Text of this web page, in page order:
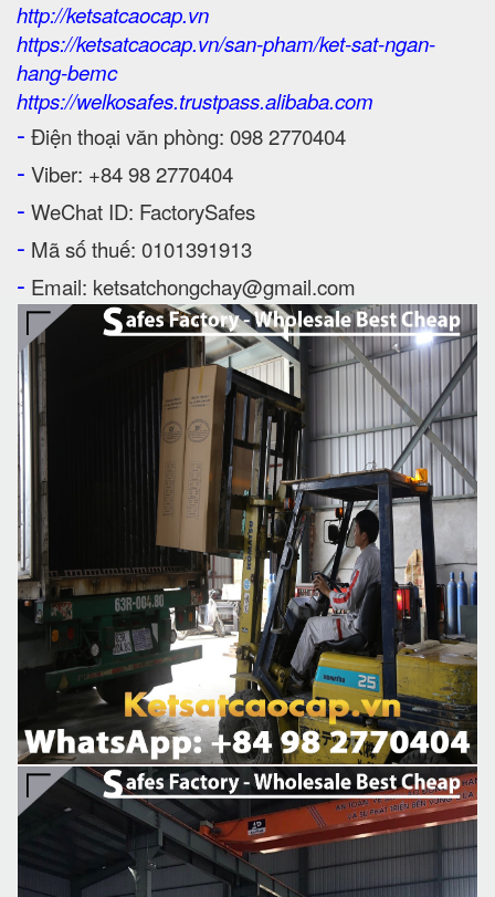
http://ketsatcaocap.vn
https://ketsatcaocap.vn/san-pham/ket-sat-ngan-
hang-bemc
https://welkosafes.trustpass.alibaba.com
- Điện thoại văn phòng: 098 2770404
- Viber: +84 98 2770404
- WeChat ID: FactorySafes
- Mã số thuế: 0101391913
- Email: ketsatchongchay@gmail.com